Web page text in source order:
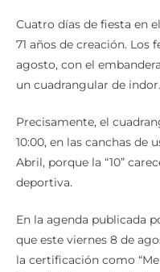
Cuatro días de fiesta en
71 años de creación. Los
agosto, con el
un cuadrangular de indor.
Precisamente, el
10:00, en las canchas de
Abril, porque la “10”
deportiva.
En la agenda publicada
que este viernes 8 de
la certificación como